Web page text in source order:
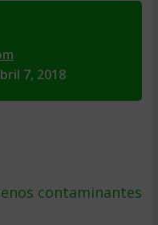
7, 2018
contaminantes